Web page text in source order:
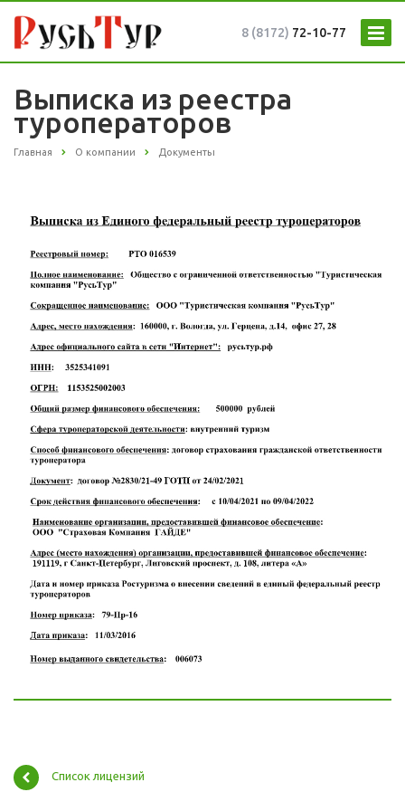
8 (8172) 72-10-77
Выписка из реестра
туроператоров
Главная О компании Документы
Список лицензий